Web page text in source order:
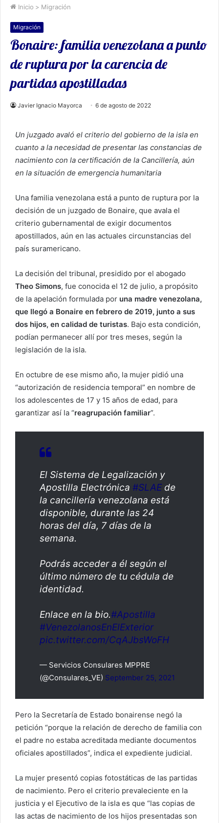
Inicio > Migración
Migración
Bonaire: familia venezolana a punto
de ruptura por la carencia de
partidas apostilladas
Javier Ignacio Mayorca 6 de agosto de 2022
Un juzgado avaló el criterio del gobierno de la isla en
cuanto a la necesidad de presentar las constancias de
nacimiento con la certificación de la Cancillería, aún
en la situación de emergencia humanitaria
Una familia venezolana está a punto de ruptura por la
decisión de un juzgado de Bonaire, que avala el
criterio gubernamental de exigir documentos
apostillados, aún en las actuales circunstancias del
país suramericano.
La decisión del tribunal, presidido por el abogado
Theo Simons, fue conocida el 12 de julio, a propósito
de la apelación formulada por una madre venezolana,
que llegó a Bonaire en febrero de 2019, junto a sus
dos hijos, en calidad de turistas. Bajo esta condición,
podían permanecer allí por tres meses, según la
legislación de la isla.
En octubre de ese mismo año, la mujer pidió una
“autorización de residencia temporal” en nombre de
los adolescentes de 17 y 15 años de edad, para
garantizar así la “reagrupación familiar”.
El Sistema de Legalización y
Apostilla Electrónica #SLAE de
la cancillería venezolana está
disponible, durante las 24
horas del día, 7 días de la
semana.
Podrás acceder a él según el
último número de tu cédula de
identidad.
Enlace en la bio.#Apostilla
#VenezolanosEnElExterior
pic.twitter.com/CqAJbsWoFH
— Servicios Consulares MPPRE
(@Consulares_VE) September 25, 2021
Pero la Secretaría de Estado bonairense negó la
petición “porque la relación de derecho de familia con
el padre no estaba acreditada mediante documentos
oficiales apostillados”, indica el expediente judicial.
La mujer presentó copias fotostáticas de las partidas
de nacimiento. Pero el criterio prevaleciente en la
justicia y el Ejecutivo de la isla es que “las copias de
las actas de nacimiento de los hijos presentadas son